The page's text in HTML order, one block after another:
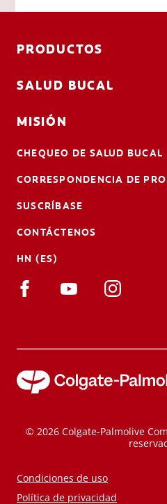
PRODUCTOS
SALUD BUCAL
MISIÓN
CHEQUEO DE SALUD BUCAL
CORRESPONDENCIA DE
SUSCRÍBASE
CONTÁCTENOS
HN (ES)
© 2026 Colgate-Palmolive
Condiciones de uso
Política de privacidad